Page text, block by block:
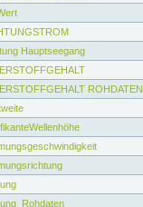
Hauptseegang
ROHDATEN